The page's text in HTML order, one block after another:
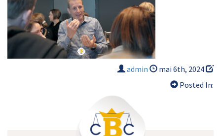
admin
mai 6th, 2024
Posted In: